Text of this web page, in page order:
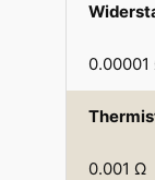
0.00001
0.001 Ω